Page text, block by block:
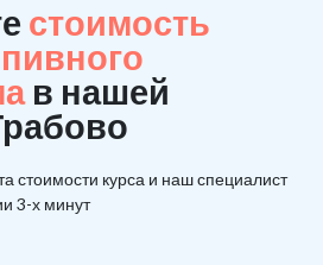
стоимость
в нашей
стоимости курса и наш специалист
3-х минут